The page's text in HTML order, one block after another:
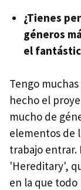
¿Tienes
géneros
el
Tengo
hecho el
mucho de
elementos de
trabajo entrar.
'Hereditary',
en la que todo